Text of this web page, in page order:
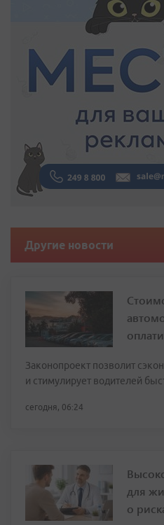
Другие новости
Законопроект позволит
и стимулирует водителей
сегодня, 06:24
для
о